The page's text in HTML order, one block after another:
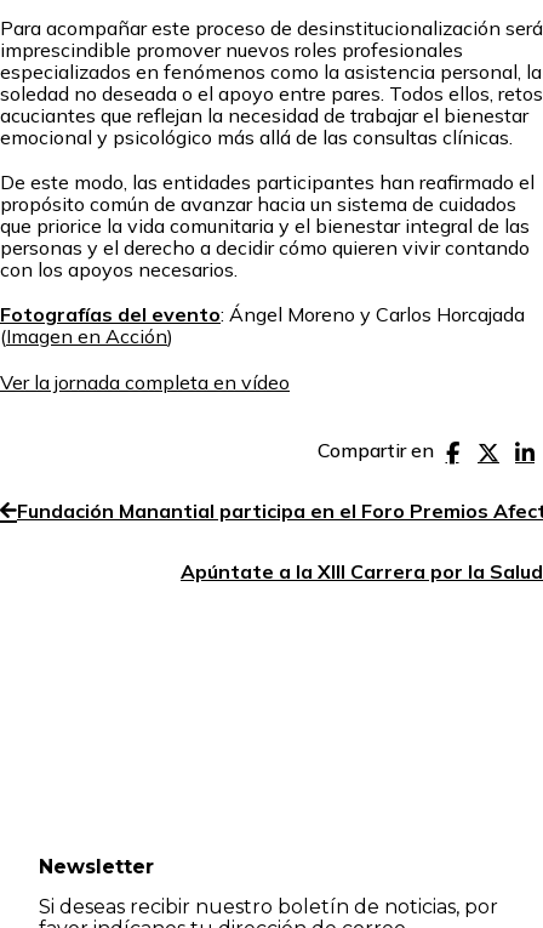
Para acompañar este proceso de desinstitucionalización será
imprescindible promover nuevos roles profesionales
especializados en fenómenos como la asistencia personal, la
soledad no deseada o el apoyo entre pares. Todos ellos, retos
acuciantes que reflejan la necesidad de trabajar el bienestar
emocional y psicológico más allá de las consultas clínicas.
De este modo, las entidades participantes han reafirmado el
propósito común de avanzar hacia un sistema de cuidados
que priorice la vida comunitaria y el bienestar integral de las
personas y el derecho a decidir cómo quieren vivir contando
con los apoyos necesarios.
Fotografías del evento: Ángel Moreno y Carlos Horcajada
(Imagen en Acción)
Ver la jornada completa en vídeo
Compartir en
Fundación Manantial participa en el Foro Premios
Apúntate a la XIII Carrera por la
Newsletter
Si deseas recibir nuestro boletín de noticias, por